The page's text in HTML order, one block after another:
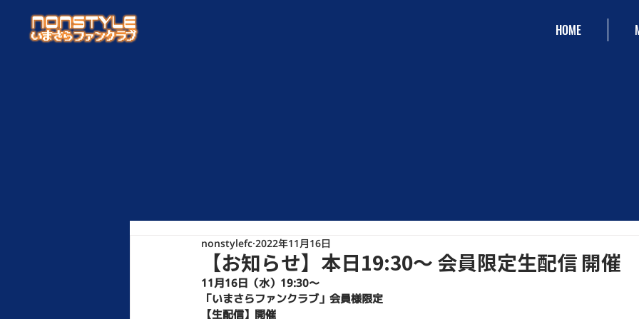
HOME
【お知らせ】本日19:30〜 会員限定生配信 開催
nonstylefc 2022年11月16日
11月16日（水）19:30〜
「いまさらファンクラブ」会員様限定
【生配信】開催